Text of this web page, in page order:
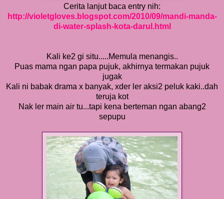
Cerita lanjut baca entry nih:
http://violetgloves.blogspot.com/2010/09/mandi-manda-
di-water-splash-kota-darul.html
Kali ke2 gi situ.....Memula menangis..
Puas mama ngan papa pujuk, akhirnya termakan pujuk
jugak
Kali ni babak drama x banyak, xder ler aksi2 peluk kaki..dah
teruja kot
Nak ler main air tu...tapi kena berteman ngan abang2
sepupu